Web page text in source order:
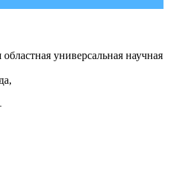
универсальная научная